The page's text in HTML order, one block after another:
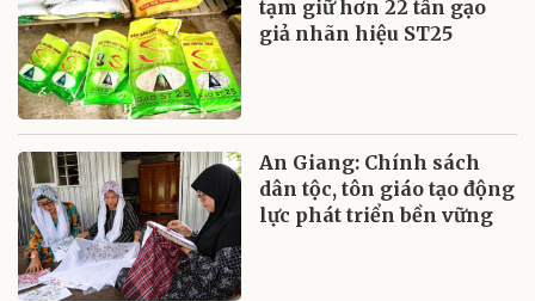
tạm giữ hơn 22 tấn gạo
giả nhãn hiệu ST25
An Giang: Chính sách
dân tộc, tôn giáo tạo động
lực phát triển bền vững